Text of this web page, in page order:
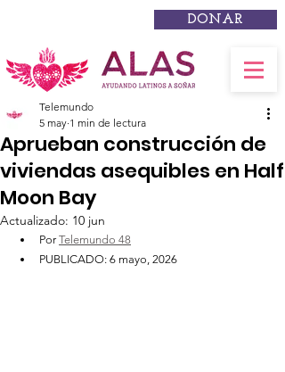
DONAR
Aprueban construcción de
viviendas asequibles en Half
Moon Bay
Telemundo
5 may 1 min de lectura
Actualizado: 10 jun
Por Telemundo 48
PUBLICADO: 6 mayo, 2026